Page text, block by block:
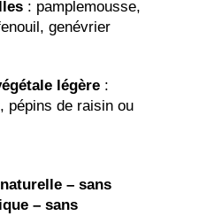
: pamplemousse,
genévrier
légère :
pépins de raisin ou
– sans
– sans